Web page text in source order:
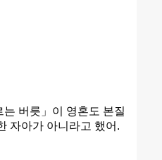
버릇」이 영혼도 본질
자아가 아니라고 했어.